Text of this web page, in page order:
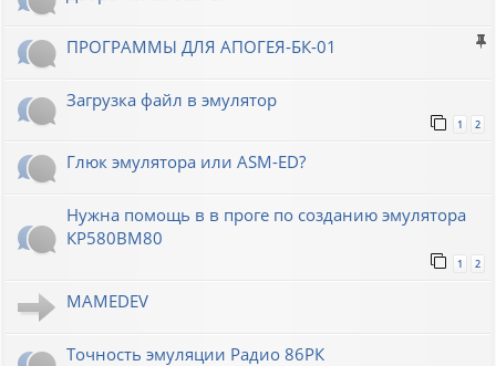
ПРОГРАММЫ ДЛЯ АПОГЕЯ-БК-01
Загрузка файл в эмулятор
1 2
Глюк эмулятора или ASM-ED?
Нужна помощь в в проге по созданию эмулятора
КР580ВМ80
1 2
MAMEDEV
Точность эмуляции Радио 86РК